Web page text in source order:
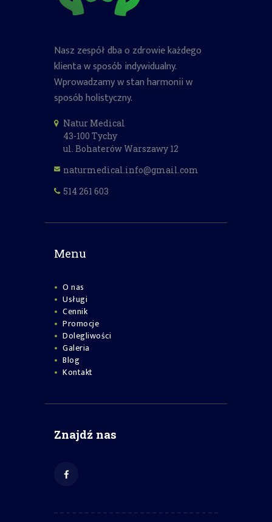
Nasz zespół dba o zdrowie każdego
klienta w sposób indywidualny.
Wprowadzamy w stan harmonii w
sposób holistyczny.
Natur Medical
43-100 Tychy
ul. Bohaterów Warszawy 12
naturmedical.info@gmail.com
514 261 603
Menu
O nas
Usługi
Cennik
Promocje
Dolegliwości
Galeria
Blog
Kontakt
Znajdź nas